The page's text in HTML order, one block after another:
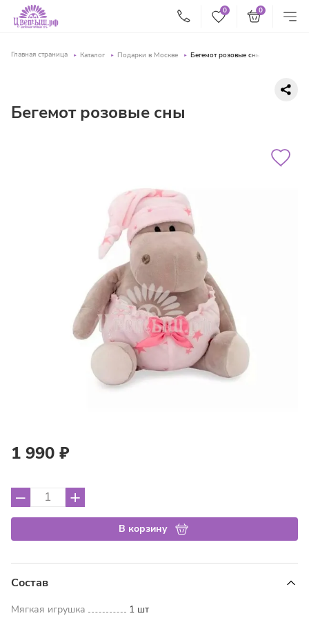
0 0
Главная страница Каталог Подарки в Москве Бегемот розовые сны
Бегемот розовые сны
1 990 ₽
– +
В корзину
Состав
Мягкая игрушка 1 шт